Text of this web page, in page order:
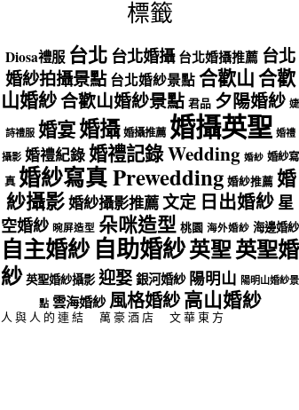
標籤
Diosa禮服 台北 台北婚攝 台北婚攝推薦 台北
婚紗拍攝景點 台北婚紗景點 合歡山合歡
山婚紗合歡山婚紗景點 君品 夕陽婚紗 婕
詩禮服 婚宴婚攝 婚攝推薦 婚攝英聖 婚禮
攝影 婚禮紀錄婚禮記錄 Wedding 婚紗 婚紗寫
真 婚紗寫真 Prewedding 婚紗推薦 婚
紗攝影婚紗攝影推薦文定 日出婚紗星
空婚紗 晼屏造型 朵咪造型 桃園 海外婚紗 海邊婚紗
自主婚紗 自助婚紗英聖英聖婚
紗 英聖婚紗攝影 迎娶銀河婚紗 陽明山 陽明山婚紗景
點 雲海婚紗 風格婚紗高山婚紗
人與人的連結 萬豪酒店 文華東方